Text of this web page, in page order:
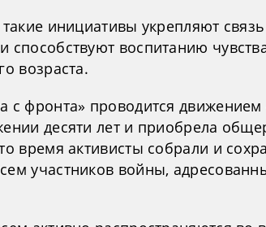
инициативы укрепляют
способствуют воспитанию
возраста.
с фронта» проводится движением
десяти лет и приобрела
время активисты собрали и
участников войны,